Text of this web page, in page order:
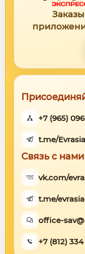
+7 (965)
t.me/
Связь с нами
vk.com/
t.me/
office-
+7 (812)